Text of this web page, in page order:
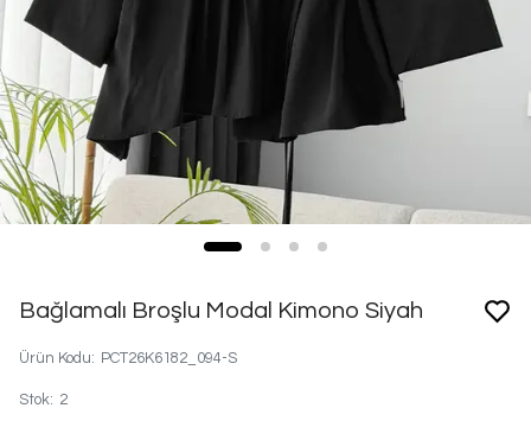
Bağlamalı Broşlu Modal Kimono Siyah
Ürün Kodu: PCT26K6182_094-S
Stok: 2